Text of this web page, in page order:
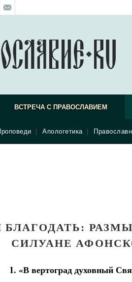
ВСТРЕЧА С ПРАВОСЛАВИЕМ
Апологетика
СИЛУАНЕ
1. «В вертоград духовный